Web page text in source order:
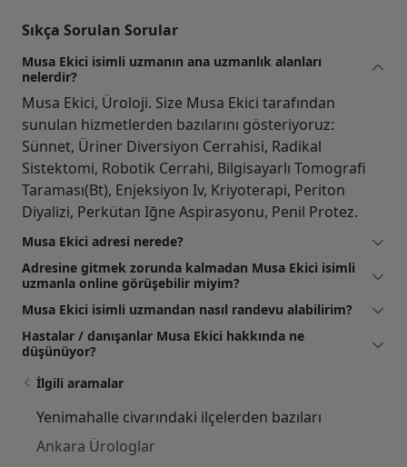
Sıkça Sorulan Sorular
Musa Ekici isimli uzmanın ana uzmanlık alanları
nelerdir?
Musa Ekici, Üroloji. Size Musa Ekici tarafından
sunulan hizmetlerden bazılarını gösteriyoruz:
Sünnet, Üriner Diversiyon Cerrahisi, Radikal
Sistektomi, Robotik Cerrahi, Bilgisayarlı Tomografi
Taraması(Bt), Enjeksiyon Iv, Kriyoterapi, Periton
Diyalizi, Perkütan Iğne Aspirasyonu, Penil Protez.
Musa Ekici adresi nerede?
Adresine gitmek zorunda kalmadan Musa Ekici isimli
uzmanla online görüşebilir miyim?
Musa Ekici isimli uzmandan nasıl randevu alabilirim?
Hastalar / danışanlar Musa Ekici hakkında ne
düşünüyor?
İlgili aramalar
Yenimahalle civarındaki ilçelerden bazıları
Ankara Ürologlar